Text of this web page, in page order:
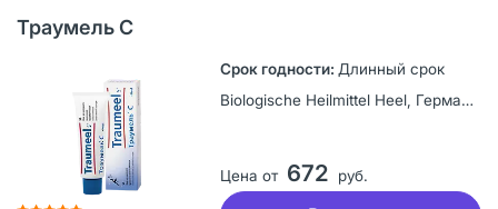
Траумель С
Длинный срок
Biologische Heilmittel Heel, Германия
Цена от 672 руб.